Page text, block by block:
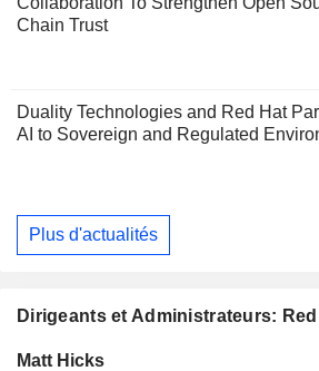
Chain Trust
Duality Technologies and Red Hat
AI to Sovereign and Regulated
Plus d'actualités
Dirigeants et Administrateurs:
Dirigeant Titre
Matt Hicks